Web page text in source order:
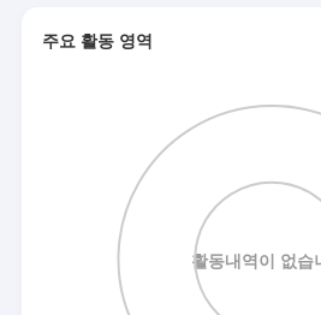
주요 활동 영역